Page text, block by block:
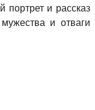
портрет и рассказ
и отваги